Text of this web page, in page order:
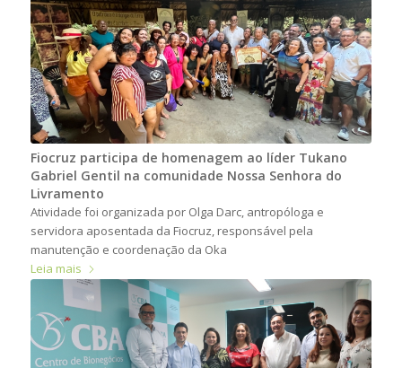
Fiocruz participa de homenagem ao líder Tukano
Gabriel Gentil na comunidade Nossa Senhora do
Livramento
Atividade foi organizada por Olga Darc, antropóloga e
servidora aposentada da Fiocruz, responsável pela
manutenção e coordenação da Oka
Leia mais